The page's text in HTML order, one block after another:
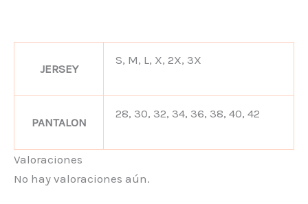
JERSEY
S, M, L, X, 2X, 3X
PANTALON
28, 30, 32, 34, 36, 38, 40, 42
Valoraciones
No hay valoraciones aún.